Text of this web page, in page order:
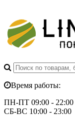
Время работы:
ПН-ПТ 09:00 - 22:00
СБ-ВС 10:00 - 23:00